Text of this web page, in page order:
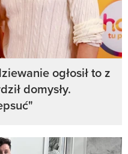
ogłosił to z
domysły.